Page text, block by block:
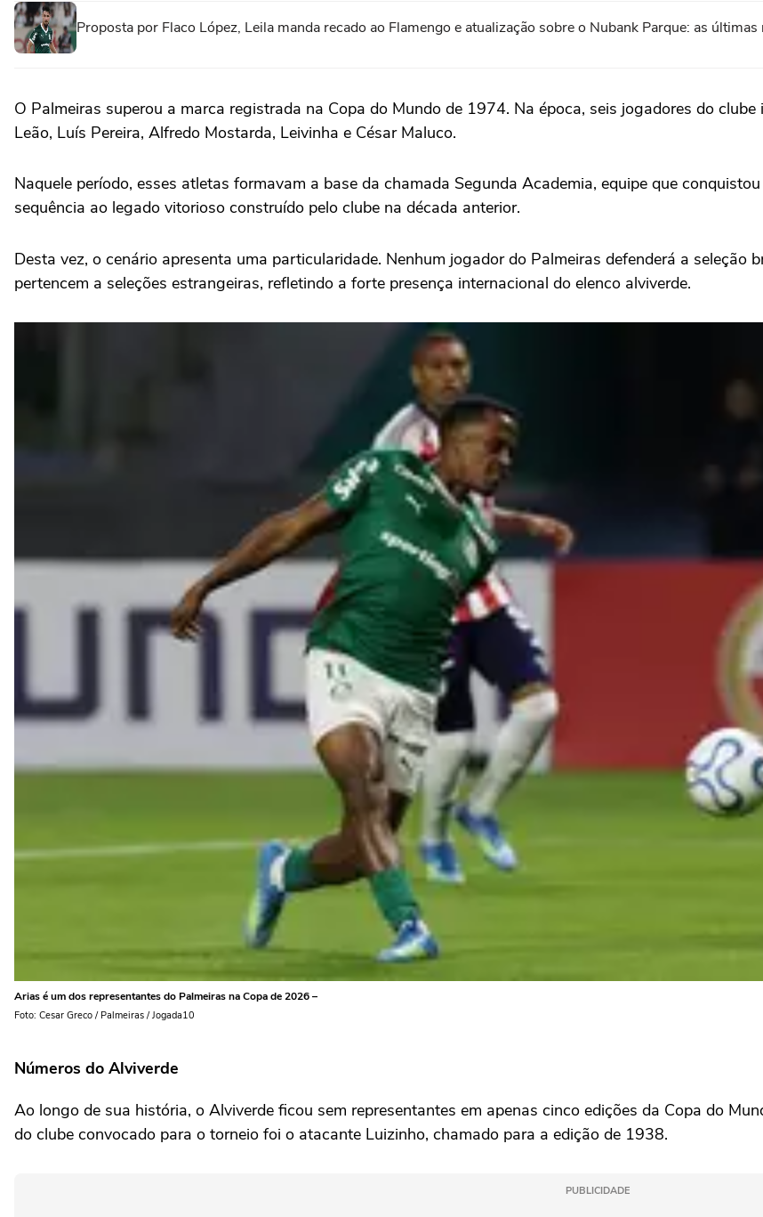
Proposta por Flaco López, Leila manda recado ao Flamengo e atualização sobre o Nubank Parque: as
O Palmeiras superou a marca registrada na Copa do Mundo de 1974. Na época, seis jogadores do
Leão, Luís Pereira, Alfredo Mostarda, Leivinha e César Maluco.
Naquele período, esses atletas formavam a base da chamada Segunda Academia, equipe que
sequência ao legado vitorioso construído pelo clube na década anterior.
Desta vez, o cenário apresenta uma particularidade. Nenhum jogador do Palmeiras defenderá a seleção
pertencem a seleções estrangeiras, refletindo a forte presença internacional do elenco alviverde.
Arias é um dos representantes do Palmeiras na Copa de 2026 –
Foto: Cesar Greco / Palmeiras / Jogada10
Números do Alviverde
Ao longo de sua história, o Alviverde ficou sem representantes em apenas cinco edições da Copa do
do clube convocado para o torneio foi o atacante Luizinho, chamado para a edição de 1938.
PUBLICIDADE